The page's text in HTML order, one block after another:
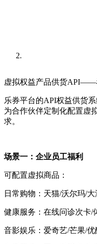
虚拟权益产品供货API——
乐券平台的API权益供货
为合作伙伴定制化配置虚
求。
场景一：企业员工福利
可配置虚拟商品：
日常购物：天猫/沃尔玛/
健康服务：在线问诊次卡/
音影娱乐：爱奇艺/芒果/